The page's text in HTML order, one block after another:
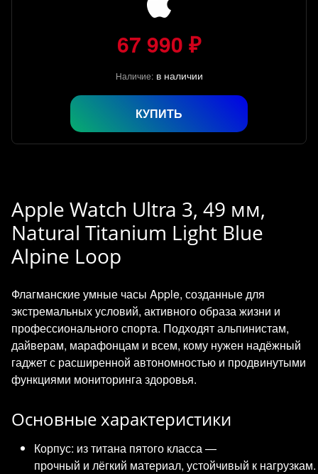
67 990 ₽
Наличие: в наличии
КУПИТЬ
Apple Watch Ultra 3, 49 мм,
Natural Titanium Light Blue
Alpine Loop
Флагманские умные часы Apple, созданные для
экстремальных условий, активного образа жизни и
профессионального спорта. Подходят альпинистам,
дайверам, марафонцам и всем, кому нужен надёжный
гаджет с расширенной автономностью и продвинутыми
функциями мониторинга здоровья.
Основные характеристики
Корпус: из титана пятого класса —
прочный и лёгкий материал, устойчивый к нагрузкам.